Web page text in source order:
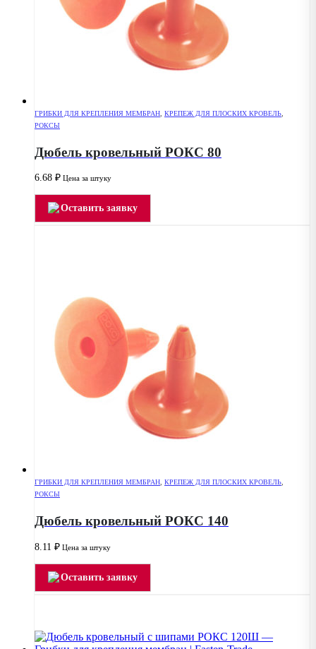
ГРИБКИ ДЛЯ КРЕПЛЕНИЯ МЕМБРАН КРЕПЕЖ ДЛЯ ПЛОСКИХ КРОВЕЛЬ
РОКСЫ
Дюбель кровельный РОКС 80
6.68 ₽ Цена за штуку
Оставить заявку
ГРИБКИ ДЛЯ КРЕПЛЕНИЯ МЕМБРАН, КРЕПЕЖ ДЛЯ ПЛОСКИХ КРОВЕЛЬ,
РОКСЫ
Дюбель кровельный РОКС 140
8.11 ₽ Цена за штуку
Оставить заявку